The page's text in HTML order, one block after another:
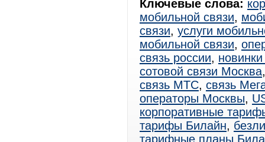
Ключевые слова:
мобильной связи,
связи, услуги
мобильной связи,
связь россии,
сотовой связи Москва
связь МТС, связь
операторы Москвы,
корпоративные
тарифы Билайн,
тарифные планы